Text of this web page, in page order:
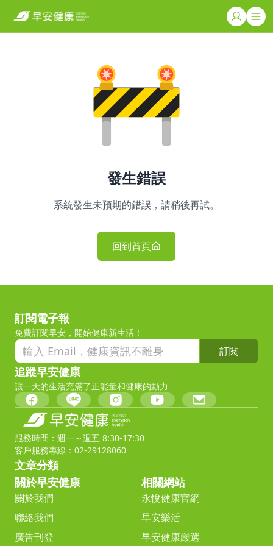
發生錯誤
系統發生未預期的錯誤，請稍後再試。
回到首頁
訂閱電子報
免費訂閱早安，開始健康新生活！
訂閱
追蹤早安健康
讓一天的生活充滿了正能量和健康的動力
服務時間：週一～週五 8:30-17:30
客戶服務專線：02-29128060
文章分類
關於早安健康
關於我們
聯絡我們
廣告刊登
相關網站
永悅健康官網
早安樂活
早安健康嚴選